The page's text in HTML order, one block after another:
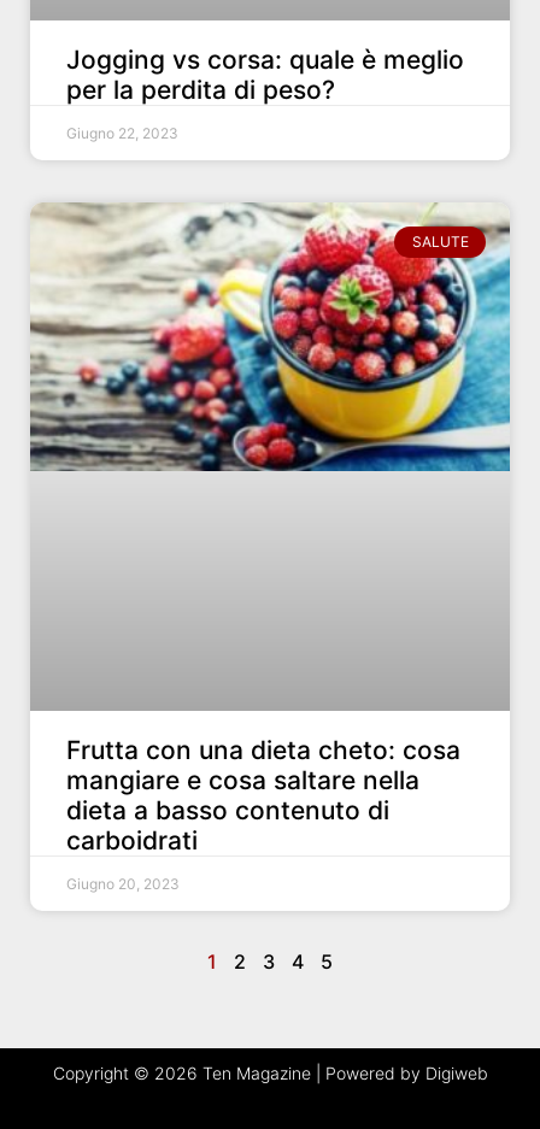
Jogging vs corsa: quale è meglio
per la perdita di peso?
Giugno 22, 2023
SALUTE
Frutta con una dieta cheto: cosa
mangiare e cosa saltare nella
dieta a basso contenuto di
carboidrati
Giugno 20, 2023
1 2 3 4 5
Copyright © 2026 Ten Magazine | Powered by Digiweb